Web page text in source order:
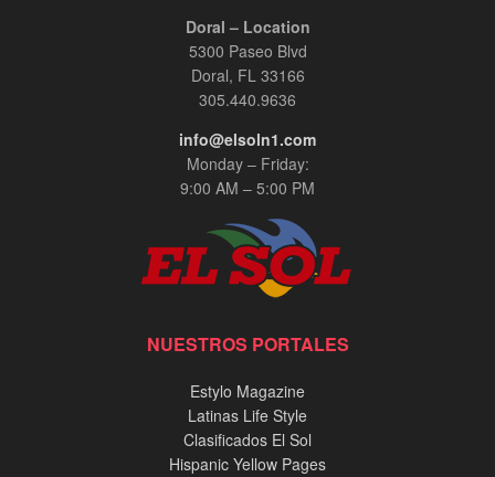
Doral – Location
5300 Paseo Blvd
Doral, FL 33166
305.440.9636
info@elsoln1.com
Monday – Friday:
9:00 AM – 5:00 PM
NUESTROS PORTALES
Estylo Magazine
Latinas Life Style
Clasificados El Sol
Hispanic Yellow Pages